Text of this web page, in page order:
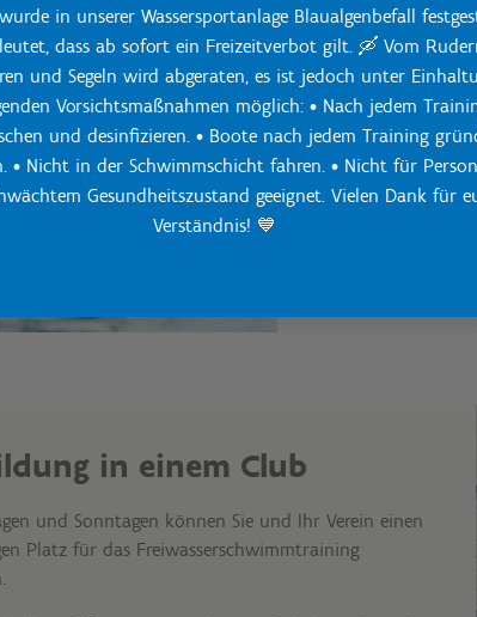
in unserer Wassersportanlage Blaualgenbefall
dass ab sofort ein Freizeitverbot gilt. 🛶 Vom
und Segeln wird abgeraten, es ist jedoch unter
Vorsichtsmaßnahmen möglich: • Nach jedem
und desinfizieren. • Boote nach jedem Training
• Nicht in der Schwimmschicht fahren. • Nicht für
Gesundheitszustand geeignet. Vielen Dank für
Verständnis! 💙
Spielraum nach
Dann besuchen Sie
der Anleitung von
die wichtigsten
schwimmen.
Die einzige
Unterrichtsreihe
in einem Club
und Sonntagen können Sie und Ihr Verein einen
Platz für das Freiwasserschwimmtraining